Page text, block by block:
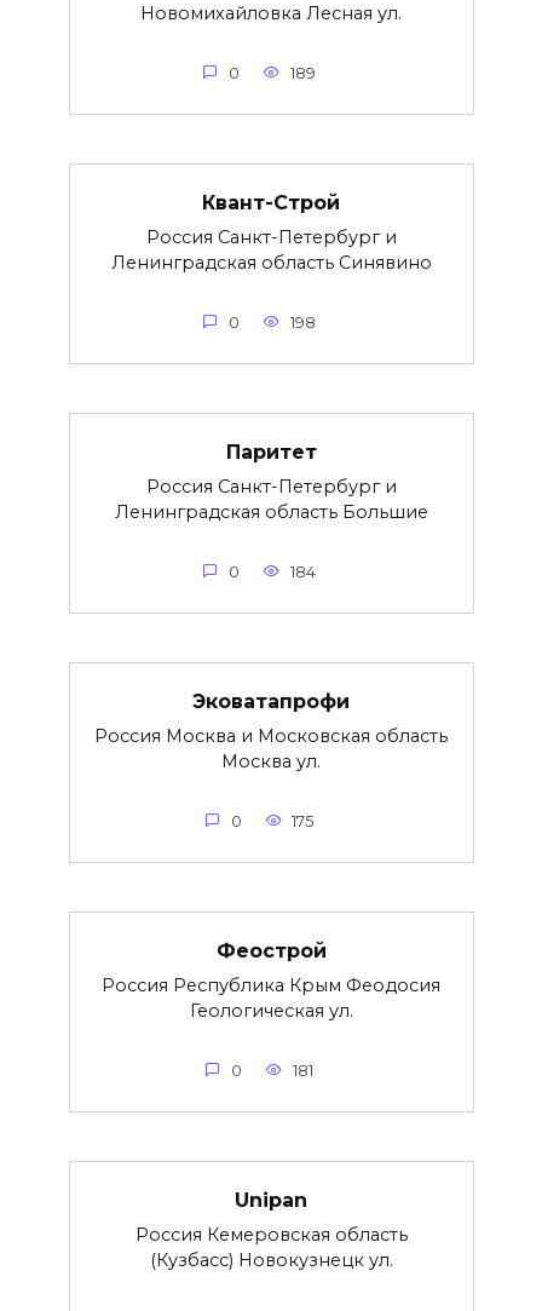
Новомихайловка Лесная ул.
0 189
Квант-Строй
Россия Санкт-Петербург и
Ленинградская область Синявино
0 198
Паритет
Россия Санкт-Петербург и
Ленинградская область Большие
0 184
Эковатапрофи
Россия Москва и Московская область
Москва ул.
0 175
Феострой
Россия Республика Крым Феодосия
Геологическая ул.
0 181
Unipan
Россия Кемеровская область
(Кузбасс) Новокузнецк ул.